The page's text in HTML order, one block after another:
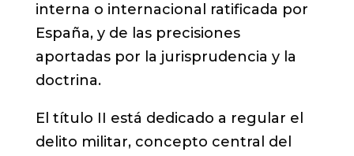
interna o internacional ratificada por
España, y de las precisiones
aportadas por la jurisprudencia y la
doctrina.
El título II está dedicado a regular el
delito militar, concepto central del